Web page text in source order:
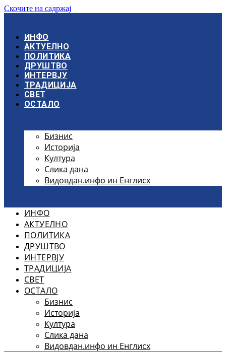
Скочите на садржај
ИНФО
АКТУЕЛНО
ПОЛИТИКА
ДРУШТВО
ИНТЕРВЈУ
ТРАДИЦИЈА
СВЕТ
ОСТАЛО
Бизнис
Историја
Култура
Слика дана
Видовдан.инфо ин Енглисх
ИНФО
АКТУЕЛНО
ПОЛИТИКА
ДРУШТВО
ИНТЕРВЈУ
ТРАДИЦИЈА
СВЕТ
ОСТАЛО
Бизнис
Историја
Култура
Слика дана
Видовдан.инфо ин Енглисх